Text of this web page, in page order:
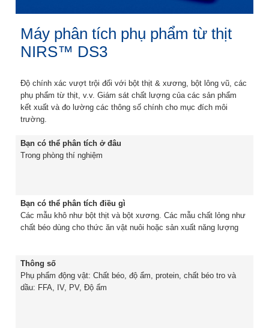
Máy phân tích phụ phẩm từ thịt
NIRS™ DS3
Độ chính xác vượt trội đối với bột thịt & xương, bột lông vũ, các
phụ phẩm từ thịt, v.v. Giám sát chất lượng của các sản phẩm
kết xuất và đo lường các thông số chính cho mục đích môi
trường.
Bạn có thể phân tích ở đâu
Trong phòng thí nghiệm
Bạn có thể phân tích điều gì
Các mẫu khô như bột thịt và bột xương. Các mẫu chất lỏng như
chất béo dùng cho thức ăn vật nuôi hoặc sản xuất năng lượng
Thông số
Phụ phẩm động vật: Chất béo, độ ẩm, protein, chất béo tro và
dầu: FFA, IV, PV, Độ ẩm